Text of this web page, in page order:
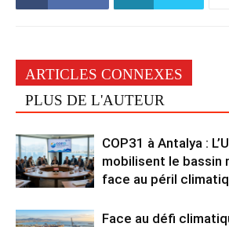
ARTICLES CONNEXES
PLUS DE L'AUTEUR
COP31 à Antalya :
mobilisent le bassin
face au péril
Face au défi